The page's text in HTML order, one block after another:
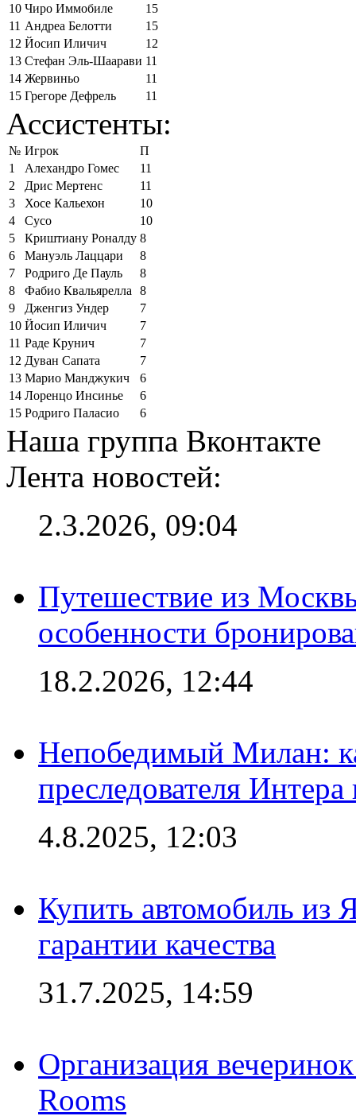
10 Чиро Иммобиле
15
11 Андреа Белотти
15
12 Йосип Иличич
12
13 Стефан Эль-Шаарави 11
14 Жервиньо
11
15 Грегоре Дефрель 11
Ассистенты:
№ Игрок
П
1
Алехандро Гомес
11
2
Дрис Мертенс
11
3
Хосе Кальехон
10
4
Сусо
10
5
Криштиану Роналду 8
6
Мануэль Лаццари
8
7
Родриго Де Пауль
8
8
Фабио Квальярелла
8
9
Дженгиз Ундер
7
10 Йосип Иличич
7
11 Раде Крунич
7
12 Дуван Сапата
7
13 Марио Манджукич
6
14 Лоренцо Инсинье
6
15 Родриго Паласио 6
Наша группа Вконтакте
Лента новостей:
2.3.2026, 09:04
Путешествие из
особенности
18.2.2026, 12:44
Непобедимый Милан:
преследователя
4.8.2025, 12:03
Купить автомобиль из
гарантии качества
31.7.2025, 14:59
Организация
Rooms